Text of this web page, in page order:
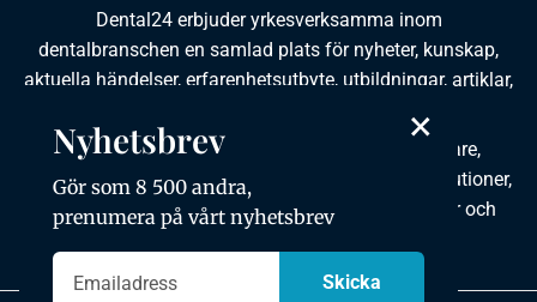
Dental24 erbjuder yrkesverksamma inom
dentalbranschen en samlad plats för nyheter, kunskap,
aktuella händelser, erfarenhetsutbyte, utbildningar, artiklar,
Dental24 produceras i samverkan med tandläkare,
tandhygienister, tandsköterskor, tandtekniker, institutioner,
kursgivare, föreningar, organisationer, leverantörer och
×
Nyhetsbrev
Gör som 8 500 andra,
prenumera på vårt nyhetsbrev